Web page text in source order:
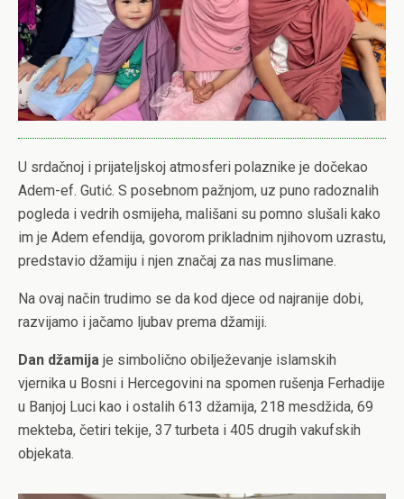
U srdačnoj i prijateljskoj atmosferi polaznike je dočekao
Adem-ef. Gutić. S posebnom pažnjom, uz puno radoznalih
pogleda i vedrih osmijeha, mališani su pomno slušali kako
im je Adem efendija, govorom prikladnim njihovom uzrastu,
predstavio džamiju i njen značaj za nas muslimane.
Na ovaj način trudimo se da kod djece od najranije dobi,
razvijamo i jačamo ljubav prema džamiji.
Dan džamija je simbolično obilježevanje islamskih
vjernika u Bosni i Hercegovini na spomen rušenja Ferhadije
u Banjoj Luci kao i ostalih 613 džamija, 218 mesdžida, 69
mekteba, četiri tekije, 37 turbeta i 405 drugih vakufskih
objekata.